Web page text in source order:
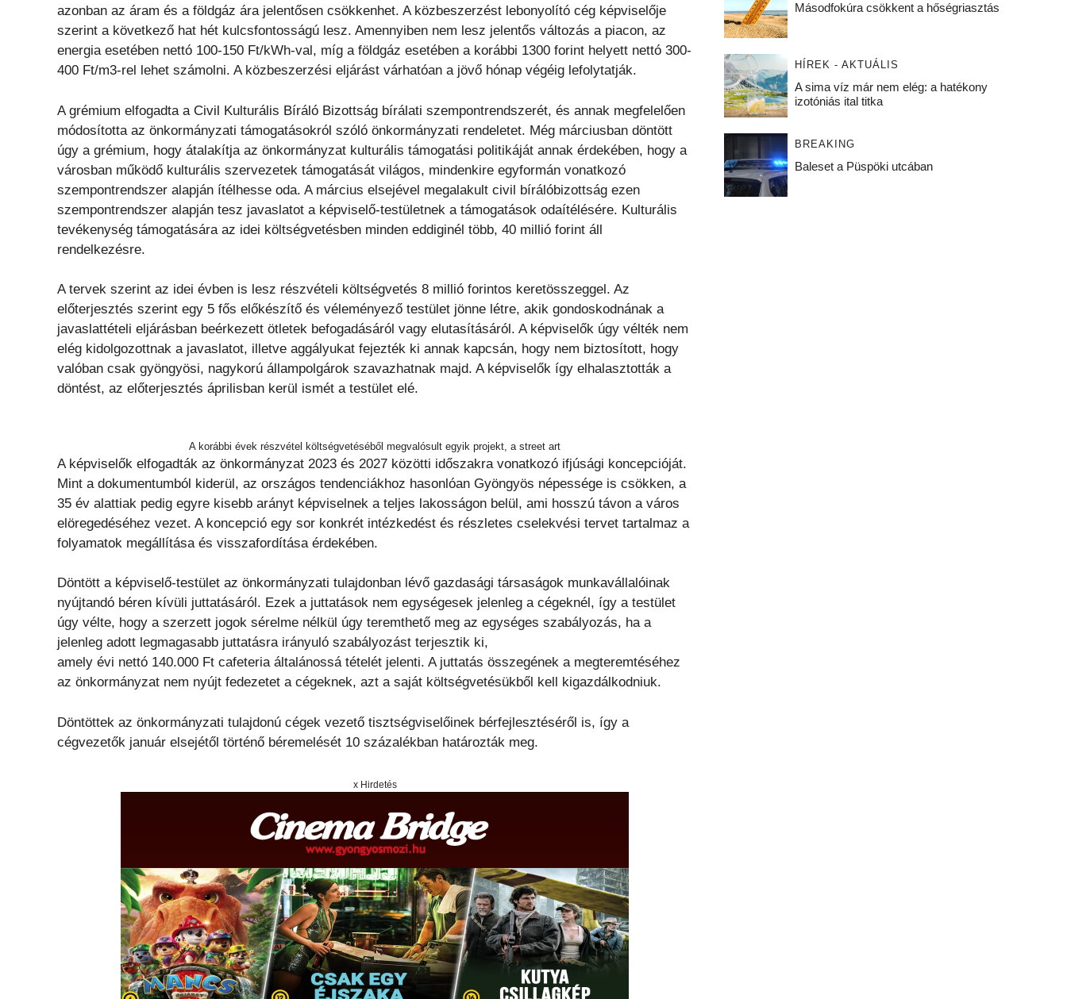
azonban az áram és a földgáz ára jelentősen csökkenhet. A közbeszerzést lebonyolító cég képviselője
szerint a következő hat hét kulcsfontosságú lesz. Amennyiben nem lesz jelentős változás a piacon, az
energia esetében nettó 100-150 Ft/kWh-val, míg a földgáz esetében a korábbi 1300 forint helyett nettó 300-
400 Ft/m3-rel lehet számolni. A közbeszerzési eljárást várhatóan a jövő hónap végéig lefolytatják.
A grémium elfogadta a Civil Kulturális Bíráló Bizottság bírálati szempontrendszerét, és annak megfelelően
módosította az önkormányzati támogatásokról szóló önkormányzati rendeletet. Még márciusban döntött
úgy a grémium, hogy átalakítja az önkormányzat kulturális támogatási politikáját annak érdekében, hogy a
városban működő kulturális szervezetek támogatását világos, mindenkire egyformán vonatkozó
szempontrendszer alapján ítélhesse oda. A március elsejével megalakult civil bírálóbizottság ezen
szempontrendszer alapján tesz javaslatot a képviselő-testületnek a támogatások odaítélésére. Kulturális
tevékenység támogatására az idei költségvetésben minden eddiginél több, 40 millió forint áll
rendelkezésre.
A tervek szerint az idei évben is lesz részvételi költségvetés 8 millió forintos keretösszeggel. Az
előterjesztés szerint egy 5 fős előkészítő és véleményező testület jönne létre, akik gondoskodnának a
javaslattételi eljárásban beérkezett ötletek befogadásáról vagy elutasításáról. A képviselők úgy vélték nem
elég kidolgozottnak a javaslatot, illetve aggályukat fejezték ki annak kapcsán, hogy nem biztosított, hogy
valóban csak gyöngyösi, nagykorú állampolgárok szavazhatnak majd. A képviselők így elhalasztották a
döntést, az előterjesztés áprilisban kerül ismét a testület elé.
A korábbi évek részvétel költségvetéséből megvalósult egyik projekt, a street art
A képviselők elfogadták az önkormányzat 2023 és 2027 közötti időszakra vonatkozó ifjúsági koncepcióját.
Mint a dokumentumból kiderül, az országos tendenciákhoz hasonlóan Gyöngyös népessége is csökken, a
35 év alattiak pedig egyre kisebb arányt képviselnek a teljes lakosságon belül, ami hosszú távon a város
elöregedéséhez vezet. A koncepció egy sor konkrét intézkedést és részletes cselekvési tervet tartalmaz a
folyamatok megállítása és visszafordítása érdekében.
Döntött a képviselő-testület az önkormányzati tulajdonban lévő gazdasági társaságok munkavállalóinak
nyújtandó béren kívüli juttatásáról. Ezek a juttatások nem egységesek jelenleg a cégeknél, így a testület
úgy vélte, hogy a szerzett jogok sérelme nélkül úgy teremthető meg az egységes szabályozás, ha a
jelenleg adott legmagasabb juttatásra irányuló szabályozást terjesztik ki,
amely évi nettó 140.000 Ft cafeteria általánossá tételét jelenti. A juttatás összegének a megteremtéséhez
az önkormányzat nem nyújt fedezetet a cégeknek, azt a saját költségvetésükből kell kigazdálkodniuk.
Döntöttek az önkormányzati tulajdonú cégek vezető tisztségviselőinek bérfejlesztéséről is, így a
cégvezetők január elsejétől történő béremelését 10 százalékban határozták meg.
x Hirdetés
Másodfokúra csökkent a hőségriasztás
HÍREK - AKTUÁLIS
A sima víz már nem elég: a hatékony
izotóniás ital titka
BREAKING
Baleset a Püspöki utcában